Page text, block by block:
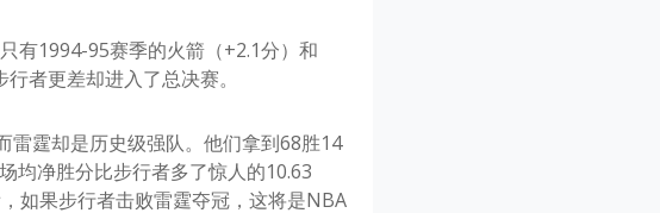
有1994-95赛季的火箭（+2.1分）和
者更差却进入了总决赛。
雷霆却是历史级强队。他们拿到68胜14
均净胜分比步行者多了惊人的10.63
如果步行者击败雷霆夺冠，这将是NBA